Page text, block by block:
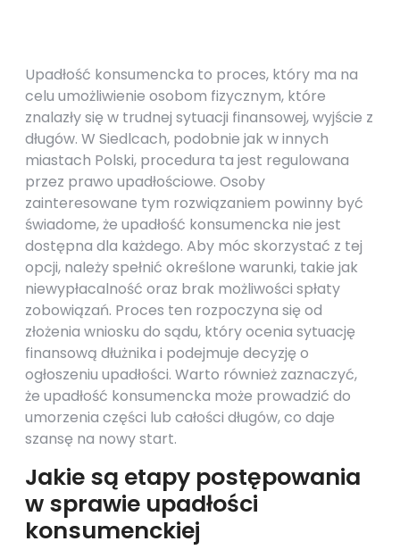
Upadłość konsumencka to proces, który ma na
celu umożliwienie osobom fizycznym, które
znalazły się w trudnej sytuacji finansowej, wyjście z
długów. W Siedlcach, podobnie jak w innych
miastach Polski, procedura ta jest regulowana
przez prawo upadłościowe. Osoby
zainteresowane tym rozwiązaniem powinny być
świadome, że upadłość konsumencka nie jest
dostępna dla każdego. Aby móc skorzystać z tej
opcji, należy spełnić określone warunki, takie jak
niewypłacalność oraz brak możliwości spłaty
zobowiązań. Proces ten rozpoczyna się od
złożenia wniosku do sądu, który ocenia sytuację
finansową dłużnika i podejmuje decyzję o
ogłoszeniu upadłości. Warto również zaznaczyć,
że upadłość konsumencka może prowadzić do
umorzenia części lub całości długów, co daje
szansę na nowy start.
Jakie są etapy postępowania
w sprawie upadłości
konsumenckiej